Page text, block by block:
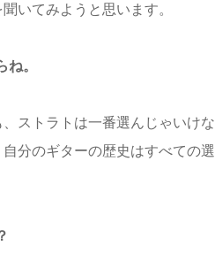
いてみようと思います。
。
トラトは一番選んじゃいけな
分のギターの歴史はすべての